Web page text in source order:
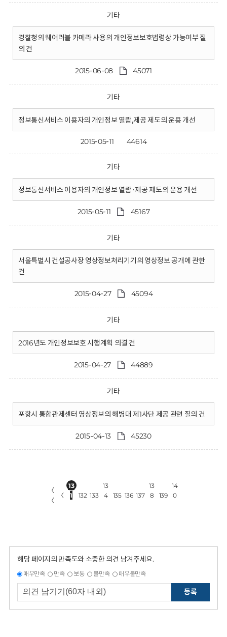
기타
경찰청의 웨어러블 카메라 사용의 개인정보보호법령상 가능여부 질
의 건
2015-06-08 45071
기타
정보통신서비스 이용자의 개인정보 열람,제공 제도의 운용 개선
2015-05-11 44614
기타
정보통신서비스 이용자의 개인정보 열람·제공 제도의 운용 개선
2015-05-11 45167
기타
서울특별시 건설공사장 영상정보처리기기의 영상정보 공개에 관한
건
2015-04-27 45094
기타
2016년도 개인정보보호 시행계획 의결 건
2015-04-27 44889
기타
포항시 통합관제센터 영상정보의 해병대 제1사단 제공 관련 질의 건
2015-04-13 45230
〈
〈
〈
13
1
132 133
13
4
135 136 137
13
8
139
14
0
해당 페이지의 만족도와 소중한 의견 남겨주세요.
매우만족 만족 보통 불만족 매우불만족
등록